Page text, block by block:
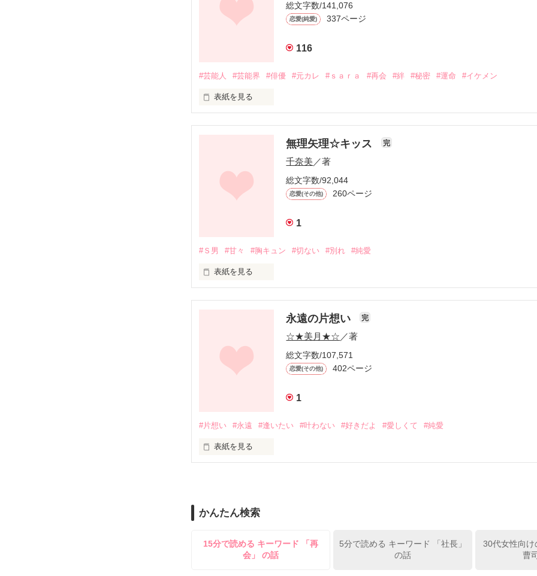
総文字数/141,076
恋愛(純愛) 337ページ
116
#芸能人 #芸能界 #俳優 #元カレ #ｓａｒａ #再会 #絆 #秘密 #運命 #イケメン
表紙を見る
指切りをしたあの日
綺麗な想い出として
そっと胸の中に
閉まっておこう
そう心に誓ったのに…
だけどあたしは
再び出会ってしまったんだ
愛しいあの人に――
だけど今のカレは
無理矢理☆キッス 完
千奈美 ／著
総文字数/92,044
恋愛(その他) 260ページ
1
#Ｓ男 #甘々 #胸キュン #切ない #別れ #純愛
表紙を見る
｢なんでも言うこと聞くんだな………？」
高校生活スタートしたとおもったら………
永遠の片想い 完
☆★美月★☆ ／著
総文字数/107,571
恋愛(その他) 402ページ
1
#片想い #永遠 #逢いたい #叶わない #好きだよ #愛しくて #純愛
表紙を見る
「愛してる」
そんな言葉じゃ
伝えきれなかった。
かんたん検索
15分で読める キーワード 「再
会」 の話
5分で読める キーワード 「社長」
の話
30代女性向
曹